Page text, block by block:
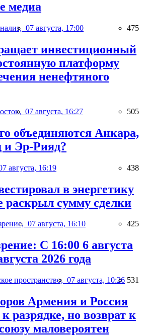
медиа
07 августа, 17:00 475
инвестиционный
платформу
ненефтяного
07 августа, 16:27 505
объединяются Анкара,
и Эр-Рияд?
августа, 16:19 438
в энергетику
раскрыл сумму сделки
07 августа, 16:10 425
С 16:00 6 августа
2026 года
пространство, 07 августа, 10:26 531
Армения и Россия
разрядке, но возврат к
маловероятен